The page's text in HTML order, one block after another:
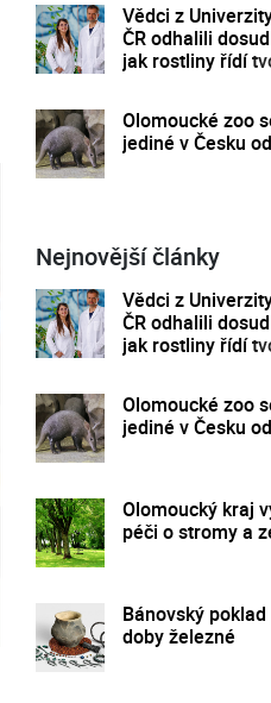
Vědci z
ČR odhalili
jak rostliny řídí
Olomoucké zoo
jediné v Česku
Nejnovější články
Vědci z
ČR odhalili
jak rostliny řídí
Olomoucké zoo
jediné v Česku
Olomoucký kraj
péči o stromy a
Bánovský
doby železné